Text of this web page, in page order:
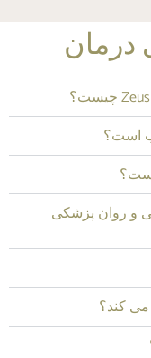
است؟
و روان پزشکی
می کند؟